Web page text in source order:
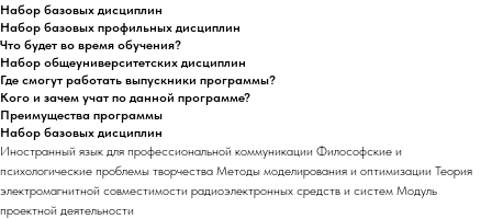
Набор базовых дисциплин
Набор базовых профильных дисциплин
Что будет во время обучения?
Набор общеуниверситетских дисциплин
Где смогут работать выпускники программы?
Кого и зачем учат по данной программе?
Преимущества программы
Набор базовых дисциплин
Иностранный язык для профессиональной коммуникации Философские и
психологические проблемы творчества Методы моделирования и оптимизации Теория
электромагнитной совместимости радиоэлектронных средств и систем Модуль
проектной деятельности